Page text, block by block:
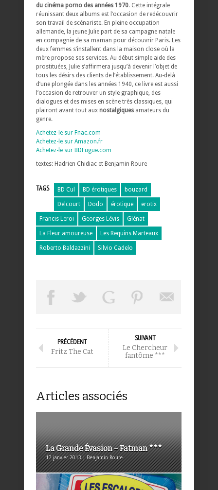
du cinéma porno des années 1970. Cette intégrale
réunissant deux albums est l’occasion de redécouvrir
son travail de scénariste. En pleine occupation
allemande, la jeune Julie part de sa campagne natale
en compagnie de sa maman pour découvrir Paris. Les
deux femmes s’installent dans la maison close où la
mère propose ses services. Au début simple aide des
prostituées, Julie s’affirmera jusqu’à devenir l’objet de
tous les désirs des clients de l’établissement. Au-delà
d’une plongée dans les années 1940, ce livre est aussi
l’occasion de retrouver un style graphique, des
dialogues et des mises en scène très classiques, qui
plairont avant tout aux nostalgiques amateurs du
genre.
Achetez-le sur Fnac.com
Achetez-le sur Amazon.fr
Achetez-le sur BDFugue.com
textes: Hadrien Chidiac et Benjamin Roure
TAGS BD Cul BD érotiques bouzard
Delcourt Dodo érotique erotix
Francis Leroi Georges Lévis Glénat
La Fleur amoureuse Les Requins Marteaux
Roberto Baldazzini Silvio Cadelo
PRÉCÉDENT
Fritz The Cat
SUIVANT
Le Chercheur
fantôme ***
Articles associés
La Grande Évasion – Fatman ***
17 janvier 2013 | Benjamin Roure